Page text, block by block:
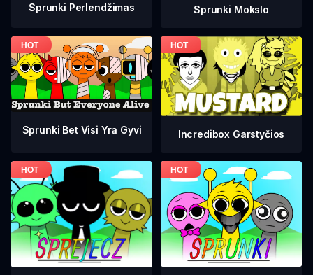
Sprunki Perlendžimas Sprunki Mokslo
Sprunki Bet Visi Yra Gyvi Incredibox Garstyčios